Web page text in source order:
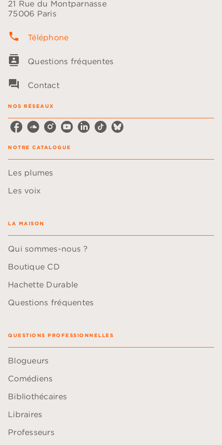
21 Rue du Montparnasse
75006 Paris
phone Téléphone
contacts Questions fréquentes
question_answer Contact
NOS RÉSEAUX
NOTRE CATALOGUE
Les plumes
Les voix
LA MAISON
Qui sommes-nous ?
Boutique CD
Hachette Durable
Questions fréquentes
QUESTIONS PROFESSIONNELLES
Blogueurs
Comédiens
Bibliothécaires
Libraires
Professeurs